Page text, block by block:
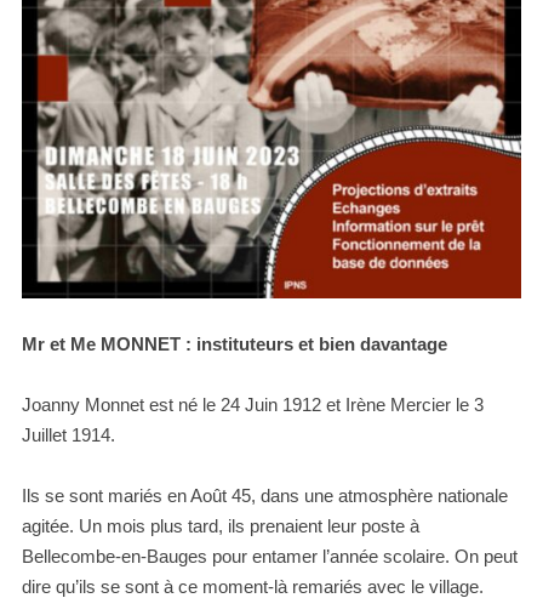
Mr et Me MONNET : instituteurs et bien davantage
Joanny Monnet est né le 24 Juin 1912 et Irène Mercier le 3
Juillet 1914.
Ils se sont mariés en Août 45, dans une atmosphère nationale
agitée. Un mois plus tard, ils prenaient leur poste à
Bellecombe-en-Bauges pour entamer l’année scolaire. On peut
dire qu’ils se sont à ce moment-là remariés avec le village.